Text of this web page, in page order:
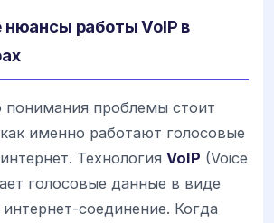
нюансы работы VoIP в
понимания проблемы стоит
именно работают голосовые
Технология VoIP (Voice
голосовые данные в виде
интернет-соединение. Когда